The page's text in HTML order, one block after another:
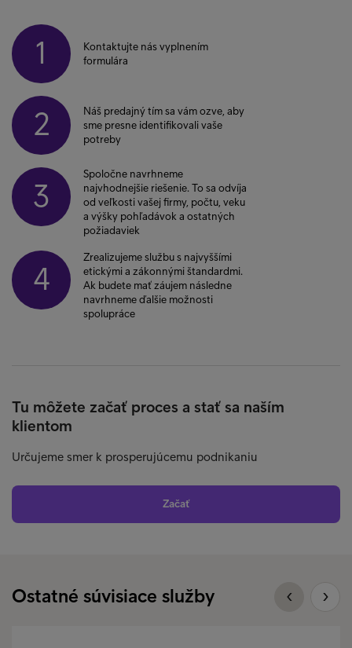
1
Kontaktujte nás vyplnením
formulára
2
Náš predajný tím sa vám ozve, aby
sme presne identifikovali vaše
potreby
3
Spoločne navrhneme
najvhodnejšie riešenie. To sa odvíja
od veľkosti vašej firmy, počtu, veku
a výšky pohľadávok a ostatných
požiadaviek
4
Zrealizujeme službu s najvyššími
etickými a zákonnými štandardmi.
Ak budete mať záujem následne
navrhneme ďalšie možnosti
spolupráce
Tu môžete začať proces a stať sa naším
klientom
Určujeme smer k prosperujúcemu podnikaniu
Začať
Ostatné súvisiace služby